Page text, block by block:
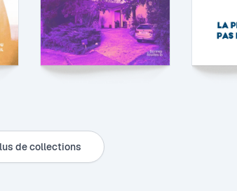
de collections